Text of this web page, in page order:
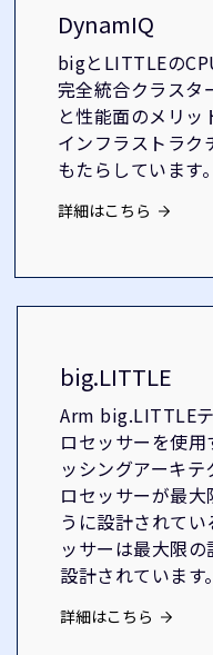
DynamIQ
bigとLITTLEの
完全統合クラスタ
と性能面のメリッ
インフラストラク
もたらしています。
詳細はこちら
big.LITTLE
Arm big.LITTLE
ロセッサーを使
ッシングアーキ
ロセッサーが最
うに設計されて
ッサーは最大限
設計されています。
詳細はこちら